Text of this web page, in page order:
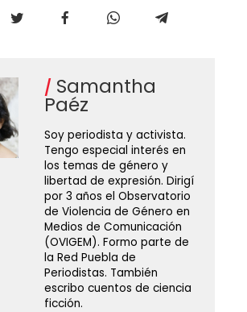
Samantha
Paéz
Soy periodista y activista.
Tengo especial interés en
los temas de género y
libertad de expresión. Dirigí
por 3 años el Observatorio
de Violencia de Género en
Medios de Comunicación
(OVIGEM). Formo parte de
la Red Puebla de
Periodistas. También
escribo cuentos de ciencia
ficción.